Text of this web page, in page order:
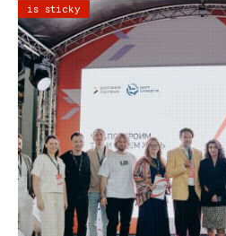
is sticky